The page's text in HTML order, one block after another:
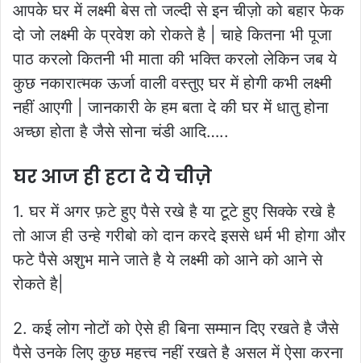
आपके घर में लक्ष्मी बेस तो जल्दी से इन चीज़ो को बहार फेक
दो जो लक्ष्मी के प्रवेश को रोकते है | चाहे कितना भी पूजा
पाठ करलो कितनी भी माता की भक्ति करलो लेकिन जब ये
कुछ नकारात्मक ऊर्जा वाली वस्तुए घर में होगी कभी लक्ष्मी
नहीं आएगी | जानकारी के हम बता दे की घर में धातु होना
अच्छा होता है जैसे सोना चंडी आदि…..
घर आज ही हटा दे ये चीज़े
1. घर में अगर फ़टे हुए पैसे रखे है या टूटे हुए सिक्के रखे है
तो आज ही उन्हे गरीबो को दान करदे इससे धर्म भी होगा और
फटे पैसे अशुभ माने जाते है ये लक्ष्मी को आने को आने से
रोकते है|
2. कई लोग नोटों को ऐसे ही बिना सम्मान दिए रखते है जैसे
पैसे उनके लिए कुछ महत्त्व नहीं रखते है असल में ऐसा करना